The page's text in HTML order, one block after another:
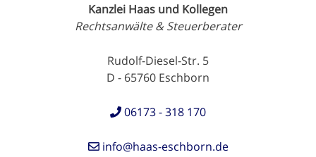
Kanzlei Haas und Kollegen
Rechtsanwälte & Steuerberater
Rudolf-Diesel-Str. 5
D - 65760 Eschborn
06173 - 318 170
info@haas-eschborn.de